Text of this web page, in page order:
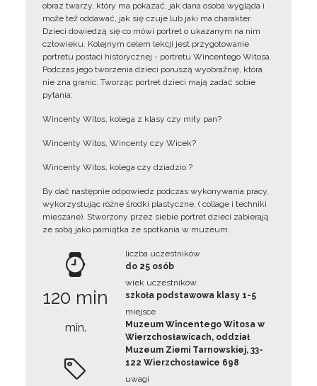
obraz twarzy, który ma pokazać, jak dana osoba wygląda i
może też oddawać, jak się czuje lub jaki ma charakter.
Dzieci dowiedzą się co mówi portret o ukazanym na nim
człowieku. Kolejnym celem lekcji jest przygotowanie
portretu postaci historycznej - portretu Wincentego Witosa.
Podczas jego tworzenia dzieci poruszą wyobraźnię, która
nie zna granic. Tworząc portret dzieci mają zadać sobie
pytania:
Wincenty Witos, kolega z klasy czy miły pan?
Wincenty Witos, Wincenty czy Wicek?
Wincenty Witos, kolega czy dziadzio ?
By dać następnie odpowiedz podczas wykonywania pracy,
wykorzystując różne środki plastyczne, ( collage i techniki
mieszane). Stworzony przez siebie portret dzieci zabierają
ze sobą jako pamiątka ze spotkania w muzeum.
120 min
min.
liczba uczestników
do 25 osób
wiek uczestników
szkoła podstawowa klasy 1-5
miejsce
Muzeum Wincentego Witosa w
Wierzchosławicach, oddział
Muzeum Ziemi Tarnowskiej, 33-
122 Wierzchosławice 698
uwagi